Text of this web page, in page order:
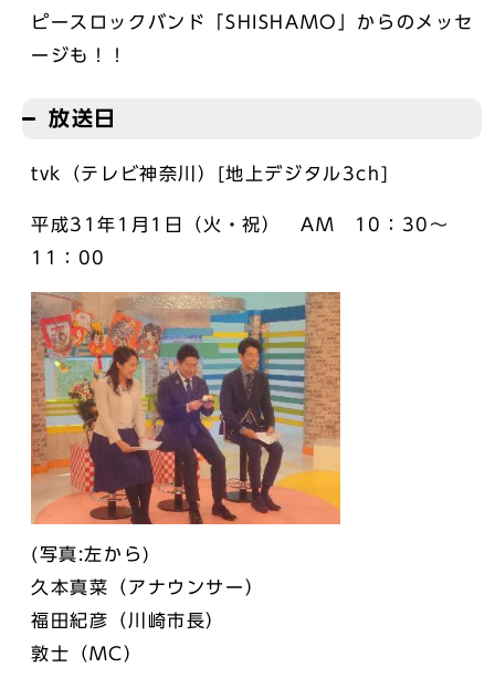
ピースロックバンド「SHISHAMO」からのメッセ
ージも！！
放送日
tvk（テレビ神奈川）[地上デジタル3ch]
平成31年1月1日（火・祝） AM 10：30～
11：00
(写真:左から)
久本真菜（アナウンサー）
福田紀彦（川崎市長）
敦士（MC）